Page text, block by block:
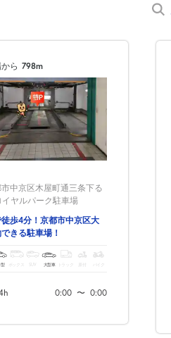
ら 798m
中京区木屋町通三条下る
イヤルパーク駐車場
歩4分！京都市中京区大
きる駐車場！
ボックス SUV 大型車 トラック バイク
0:00 〜 0:00